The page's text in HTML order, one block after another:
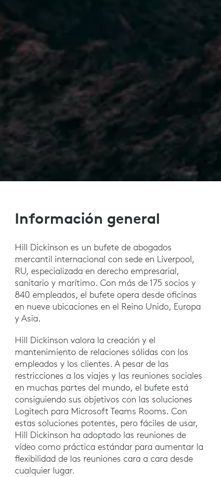
Información general
Hill Dickinson es un bufete de abogados
mercantil internacional con sede en Liverpool,
RU, especializada en derecho empresarial,
sanitario y marítimo. Con más de 175 socios y
840 empleados, el bufete opera desde oficinas
en nueve ubicaciones en el Reino Unido, Europa
y Asia.
Hill Dickinson valora la creación y el
mantenimiento de relaciones sólidas con los
empleados y los clientes. A pesar de las
restricciones a los viajes y las reuniones sociales
en muchas partes del mundo, el bufete está
consiguiendo sus objetivos con las soluciones
Logitech para Microsoft Teams Rooms. Con
estas soluciones potentes, pero fáciles de usar,
Hill Dickinson ha adoptado las reuniones de
vídeo como práctica estándar para aumentar la
flexibilidad de las reuniones cara a cara desde
cualquier lugar.